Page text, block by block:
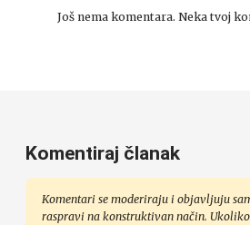
Još nema komentara. Neka tvoj
Komentiraj članak
Komentari se moderiraju i objavljuju
raspravi na konstruktivan način. Ukoliko